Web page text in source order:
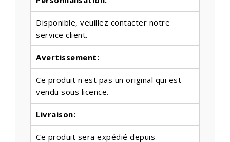
Disponible, veuillez contacter notre
service client.
Avertissement:
Ce produit n'est pas un original qui est
vendu sous licence.
Livraison:
Ce produit sera expédié depuis